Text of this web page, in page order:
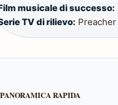
musicale di successo:
TV di rilievo: Preacher
PANORAMICA RAPIDA